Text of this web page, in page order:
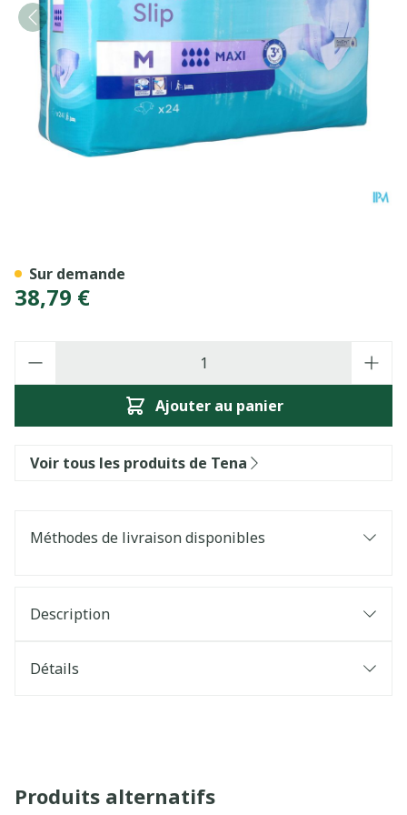
38,79 €
Ajouter au panier
Sur demande
Voir tous les produits de Tena
Méthodes de livraison disponibles
Description
Détails
Produits alternatifs